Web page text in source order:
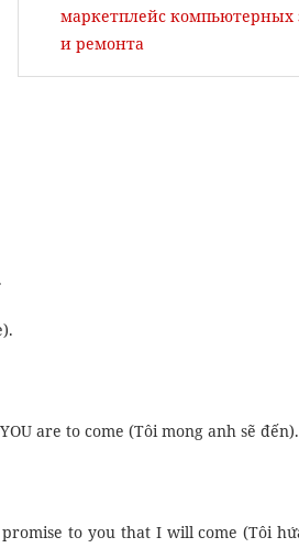
маркетплейс компьютерных
и ремонта
are to come (Tôi mong anh sẽ đến).
to you that I will come (Tôi